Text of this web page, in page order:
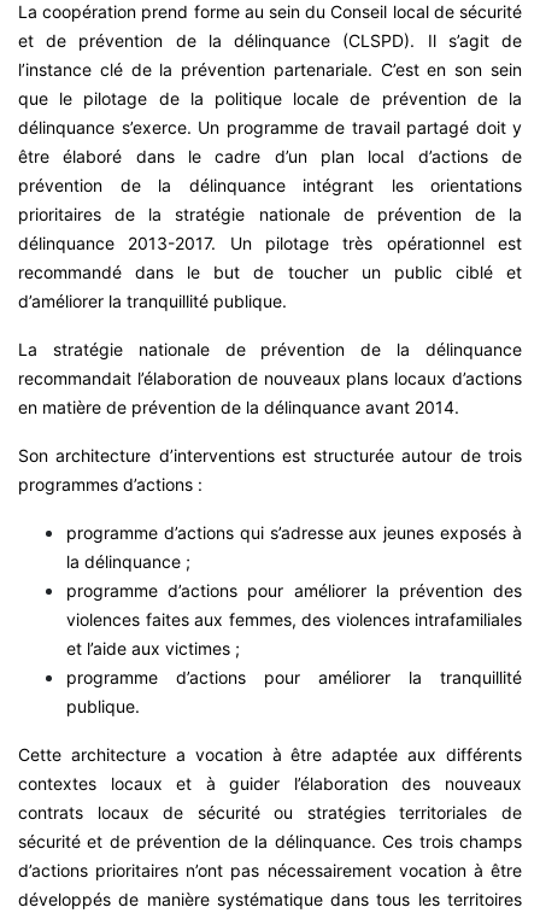
La coopération prend forme au sein du Conseil local de sécurité
et de prévention de la délinquance (CLSPD). Il s’agit de
l’instance clé de la prévention partenariale. C’est en son sein
que le pilotage de la politique locale de prévention de la
délinquance s’exerce. Un programme de travail partagé doit y
être élaboré dans le cadre d’un plan local d’actions de
prévention de la délinquance intégrant les orientations
prioritaires de la stratégie nationale de prévention de la
délinquance 2013-2017. Un pilotage très opérationnel est
recommandé dans le but de toucher un public ciblé et
d’améliorer la tranquillité publique.
La stratégie nationale de prévention de la délinquance
recommandait l’élaboration de nouveaux plans locaux d’actions
en matière de prévention de la délinquance avant 2014.
Son architecture d’interventions est structurée autour de trois
programmes d’actions :
programme d’actions qui s’adresse aux jeunes exposés à
la délinquance ;
programme d’actions pour améliorer la prévention des
violences faites aux femmes, des violences intrafamiliales
et l’aide aux victimes ;
programme d’actions pour améliorer la tranquillité
publique.
Cette architecture a vocation à être adaptée aux différents
contextes locaux et à guider l’élaboration des nouveaux
contrats locaux de sécurité ou stratégies territoriales de
sécurité et de prévention de la délinquance. Ces trois champs
d’actions prioritaires n’ont pas nécessairement vocation à être
développés de manière systématique dans tous les territoires